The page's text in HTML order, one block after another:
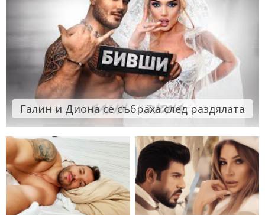
Галин и Диона се събраха след раздялата